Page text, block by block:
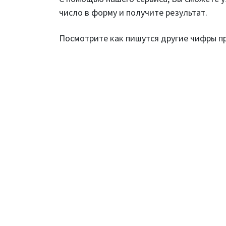
число в форму и получите результат.
Посмотрите как пишутся другие чифры